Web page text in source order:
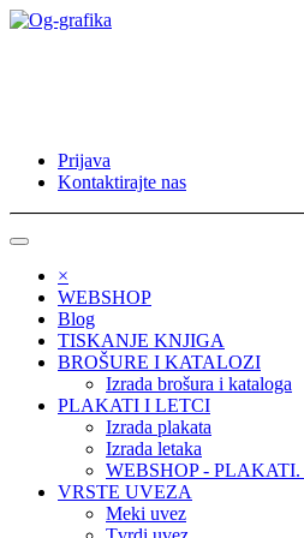
Prijava
Kontaktirajte nas
×
WEBSHOP
Blog
TISKANJE KNJIGA
BROŠURE I KATALOZI
Izrada brošura i kataloga
PLAKATI I LETCI
Izrada plakata
Izrada letaka
WEBSHOP -
VRSTE UVEZA
Meki uvez